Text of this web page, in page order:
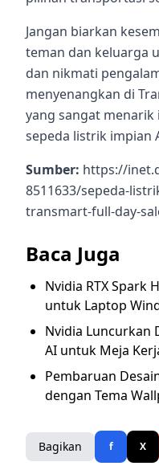
Jangan biarkan
teman dan keluarga
dan nikmati
menyenangkan di
yang sangat menarik
sepeda listrik impian
Sumber: https://
8511633/sepeda-
transmart-full-day-
Baca Juga
Nvidia RTX Spark
untuk Laptop
Nvidia Luncurkan
AI untuk Meja
Pembaruan
dengan Tema
Bagikan f X